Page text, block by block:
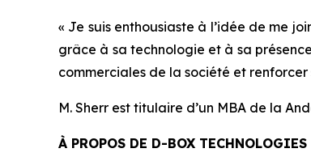
« Je suis enthousiaste à l’idée de me
grâce à sa technologie et à sa
commerciales de la société et renforcer
M. Sherr est titulaire d’un MBA de la
À PROPOS DE D-BOX